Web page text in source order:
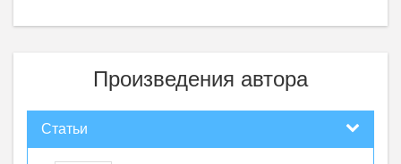
Произведения автора
Статьи